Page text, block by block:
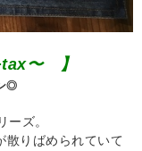
〜 】
◎
ーズ。
散りばめられていて